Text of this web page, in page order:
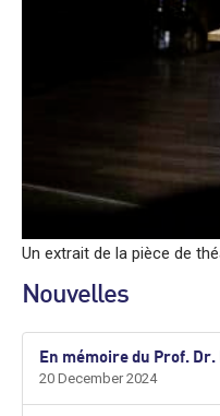
Un extrait de la pièce de
Nouvelles
En mémoire du Prof.
20 December 2024